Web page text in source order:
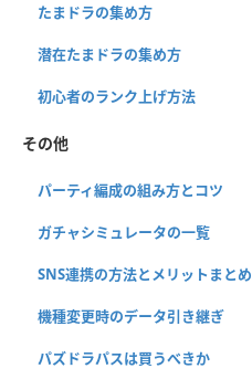
たまドラの集め方
潜在たまドラの集め方
初心者のランク上げ方法
その他
パーティ編成の組み方とコツ
ガチャシミュレータの一覧
SNS連携の方法とメリットまとめ
機種変更時のデータ引き継ぎ
パズドラパスは買うべきか